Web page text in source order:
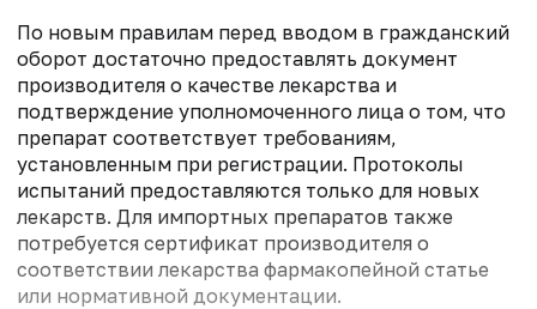
По новым правилам перед вводом в гражданский
оборот достаточно предоставлять документ
производителя о качестве лекарства и
подтверждение уполномоченного лица о том, что
препарат соответствует требованиям,
установленным при регистрации. Протоколы
испытаний предоставляются только для новых
лекарств. Для импортных препаратов также
потребуется сертификат производителя о
соответствии лекарства фармакопейной статье
или нормативной документации.